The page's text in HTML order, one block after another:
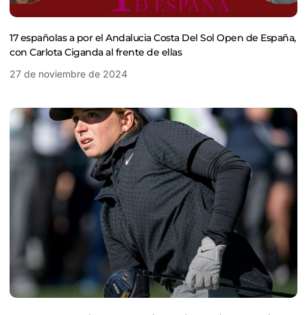
17 españolas a por el Andalucia Costa Del Sol Open de España,
con Carlota Ciganda al frente de ellas
27 de noviembre de 2024